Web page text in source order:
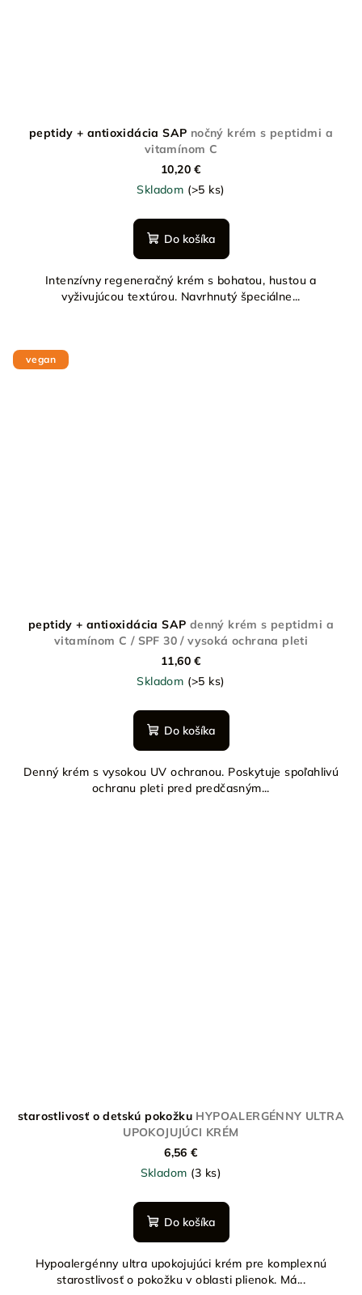
peptidy + antioxidácia SAP nočný krém s peptidmi a
vitamínom C
10,20 €
Skladom (>5 ks)
Do košíka
Intenzívny regeneračný krém s bohatou, hustou a
vyživujúcou textúrou. Navrhnutý špeciálne...
vegan
peptidy + antioxidácia SAP denný krém s peptidmi a
vitamínom C / SPF 30 / vysoká ochrana pleti
11,60 €
Skladom (>5 ks)
Do košíka
Denný krém s vysokou UV ochranou. Poskytuje spoľahlivú
ochranu pleti pred predčasným...
starostlivosť o detskú pokožku HYPOALERGÉNNY ULTRA
UPOKOJUJÚCI KRÉM
6,56 €
Skladom (3 ks)
Do košíka
Hypoalergénny ultra upokojujúci krém pre komplexnú
starostlivosť o pokožku v oblasti plienok. Má...